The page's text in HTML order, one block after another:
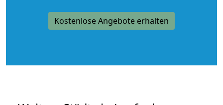
Kostenlose Angebote erhalten